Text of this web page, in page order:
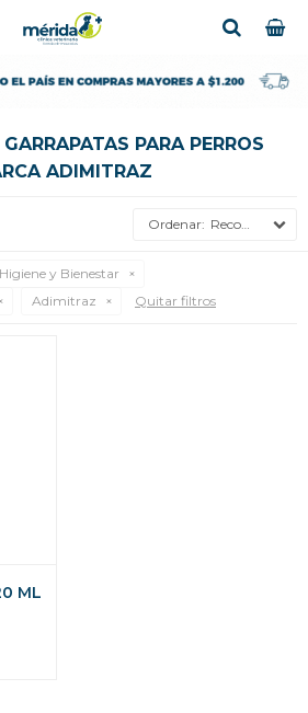
PARA PERROS
ADIMITRAZ
Recomendados
y Bienestar
Adimitraz Quitar filtros
ML